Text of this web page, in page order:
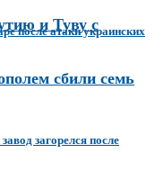
и Туву с
сбили семь
после атаки украинских
загорелся после